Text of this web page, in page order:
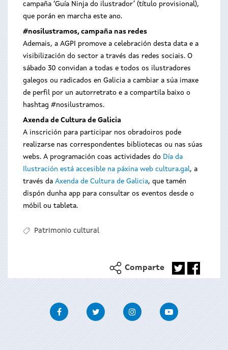
campaña ‘Guía Ninja do ilustrador’ (título provisional),
que porán en marcha este ano.
#nosilustramos, campaña nas redes
Ademais, a AGPI promove a celebración desta data e a
visibilización do sector a través das redes sociais. O
sábado 30 convidan a todas e todos os ilustradores
galegos ou radicados en Galicia a cambiar a súa imaxe
de perfil por un autorretrato e a compartila baixo o
hashtag #nosilustramos.
Axenda de Cultura de Galicia
A inscrición para participar nos obradoiros pode
realizarse nas correspondentes bibliotecas ou nas súas
webs. A programación coas actividades do Día da
Ilustración está accesible na páxina web cultura.gal, a
través da Axenda de Cultura de Galicia, que tamén
dispón dunha app para consultar os eventos desde o
móbil ou tableta.
Patrimonio cultural
Comparte
FacebookTwitter InstagramYoutube